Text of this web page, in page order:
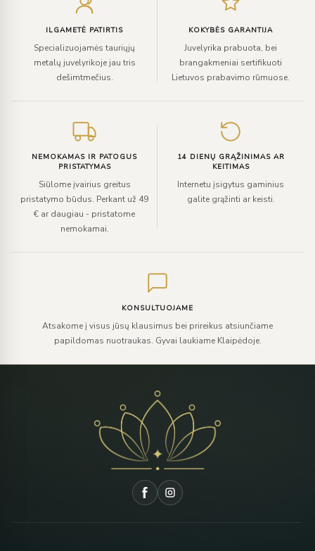
ILGAMETĖ PATIRTIS
Specializuojamės tauriųjų
metalų juvelyrikoje jau tris
dešimtmečius.
KOKYBĖS GARANTIJA
Juvelyrika prabuota, bei
brangakmeniai sertifikuoti
Lietuvos prabavimo rūmuose.
NEMOKAMAS IR PATOGUS
PRISTATYMAS
Siūlome įvairius greitus
pristatymo būdus. Perkant už 49
€ ar daugiau - pristatome
nemokamai.
14 DIENŲ GRĄŽINIMAS AR
KEITIMAS
Internetu įsigytus gaminius
galite grąžinti ar keisti.
KONSULTUOJAME
Atsakome į visus jūsų klausimus bei prireikus atsiunčiame
papildomas nuotraukas. Gyvai laukiame Klaipėdoje.